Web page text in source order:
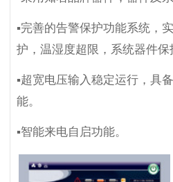
▪完善的告警保护功能系统，
护，温湿度超限，系统器件保
▪超宽电压输入稳定运行，具
能。
▪智能来电自启功能。